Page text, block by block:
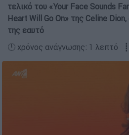
τελικό του «Your Face Sounds
Heart Will Go On» της Celine
της εαυτό
🕛 χρόνος ανάγνωσης: 1 λεπτό ┋